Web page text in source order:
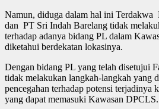
Namun, diduga dalam hal ini Terdakwa
dan PT Sri Indah Barelang tidak
terhadap adanya bidang PL dalam
diketahui berdekatan lokasinya.
Dengan bidang PL yang telah disetujui
tidak melakukan langkah-langkah yang
pencegahan terhadap potensi terjadinya
yang dapat memasuki Kawasan DPCLS.